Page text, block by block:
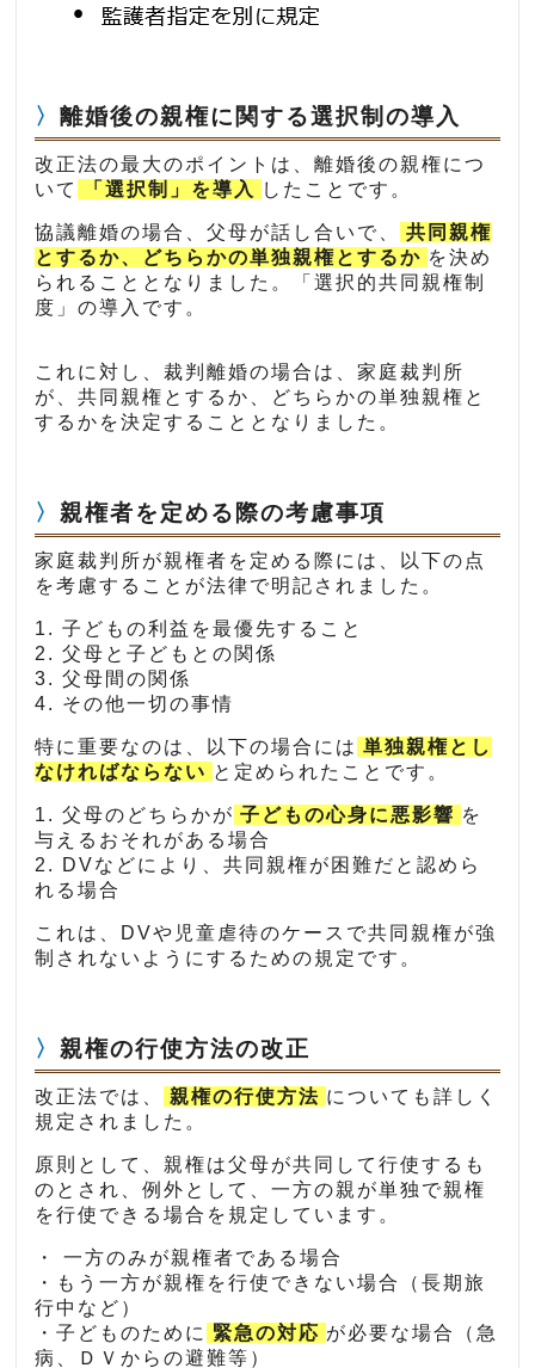
離婚後の親権に関する選択制の導入
改正法の最大のポイントは、離婚後の親権につ
いて
「選択制」を導入 したことです。
協議離婚の場合、父母が話し合いで、
共同親権
とするか、どちらかの単独親権とするか を決め
られることとなりました。「選択的共同親権制
度」の導入です。
これに対し、裁判離婚の場合は、家庭裁判所
が、共同親権とするか、どちらかの単独親権と
するかを決定することとなりました。
親権者を定める際の考慮事項
家庭裁判所が親権者を定める際には、以下の点
を考慮することが法律で明記されました。
1. 子どもの利益を最優先すること
2. 父母と子どもとの関係
3. 父母間の関係
4. その他一切の事情
特に重要なのは、以下の場合には 単独親権とし
なければならない と定められたことです。
1. 父母のどちらかが 子どもの心身に悪影響 を
与えるおそれがある場合
2. DVなどにより、共同親権が困難だと認めら
れる場合
これは、DVや児童虐待のケースで共同親権が強
制されないようにするための規定です。
親権の行使方法の改正
改正法では、 親権の行使方法 についても詳しく
規定されました。
原則として、親権は父母が共同して行使するも
のとされ、例外として、一方の親が単独で親権
を行使できる場合を規定しています。
・ 一方のみが親権者である場合
・もう一方が親権を行使できない場合（長期旅
行中など）
・子どものために 緊急の対応 が必要な場合（急
病、ＤＶからの避難等）